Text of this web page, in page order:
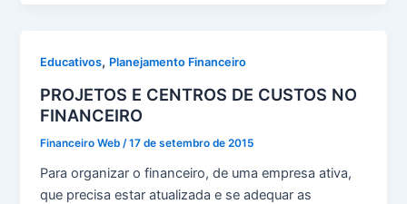
Educativos, Planejamento Financeiro
PROJETOS E CENTROS DE CUSTOS NO
FINANCEIRO
Financeiro Web/17 de setembro de 2015
Para organizar o financeiro, de uma empresa ativa,
que precisa estar atualizada e se adequar as